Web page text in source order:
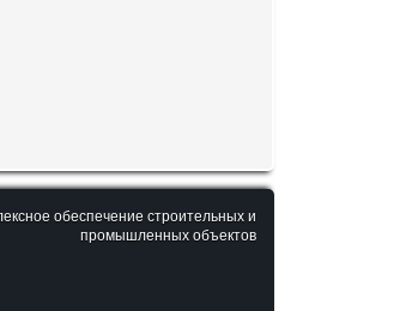
обеспечение строительных и
промышленных объектов